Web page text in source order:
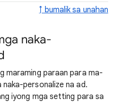
↑ bumalik sa unahan
naka-
maraming paraan para ma-
personalize na ad.
iyong mga setting para sa